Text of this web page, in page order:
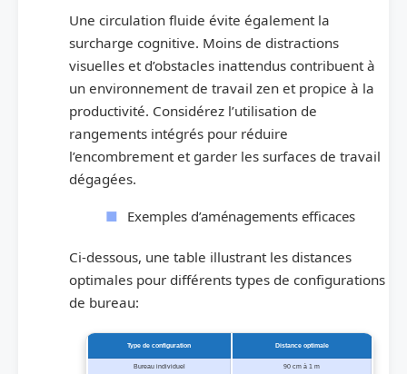
Une circulation fluide évite également la
surcharge cognitive. Moins de distractions
visuelles et d’obstacles inattendus contribuent à
un environnement de travail zen et propice à la
productivité. Considérez l’utilisation de
rangements intégrés pour réduire
l’encombrement et garder les surfaces de travail
dégagées.
Exemples d’aménagements efficaces
Ci-dessous, une table illustrant les distances
optimales pour différents types de configurations
de bureau:
Type de configuration Distance optimale
Bureau individuel 90 cm à 1 m